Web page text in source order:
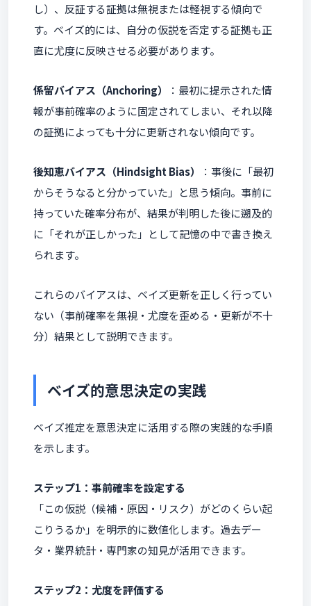
し）、反証する証拠は無視または軽視する傾向で
す。ベイズ的には、自分の仮説を否定する証拠も正
直に尤度に反映させる必要があります。
係留バイアス（Anchoring）
：最初に提示された情
報が事前確率のように固定されてしまい、それ以降
の証拠によっても十分に更新されない傾向です。
後知恵バイアス（Hindsight Bias）
：事後に「最初
からそうなると分かっていた」と思う傾向。事前に
持っていた確率分布が、結果が判明した後に遡及的
に「それが正しかった」として記憶の中で書き換え
られます。
これらのバイアスは、ベイズ更新を正しく行ってい
ない（事前確率を無視・尤度を歪める・更新が不十
分）結果として説明できます。
ベイズ的意思決定の実践
ベイズ推定を意思決定に活用する際の実践的な手順
を示します。
ステップ1：事前確率を設定する
「この仮説（候補・原因・リスク）がどのくらい起
こりうるか」を明示的に数値化します。過去デー
タ・業界統計・専門家の知見が活用できます。
ステップ2：尤度を評価する